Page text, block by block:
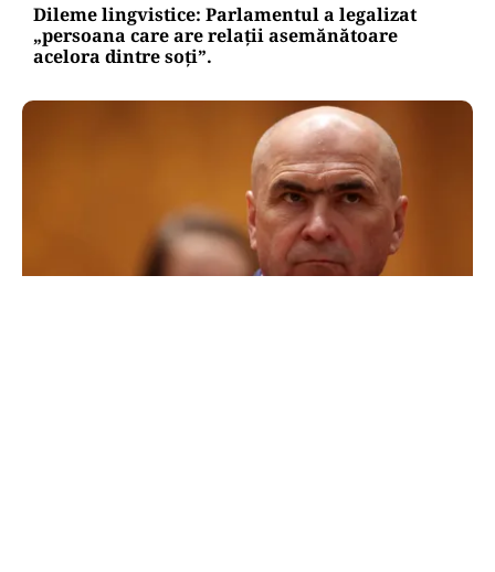
Dileme lingvistice: Parlamentul a legalizat
„persoana care are relații asemănătoare
acelora dintre soți”.